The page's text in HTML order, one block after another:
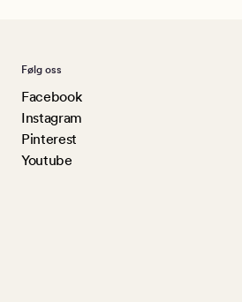
Følg oss
Facebook
Instagram
Pinterest
Youtube